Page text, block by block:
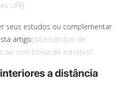
UFRJ
seus estudos ou complementar
artigo: Intercâmbio de
ou com bolsa de estudos?
a distância